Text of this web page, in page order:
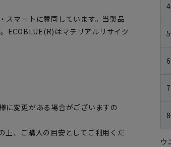
スマートに賛同しています。当製品
ECOBLUE(R)はマテリアルリサイク
変更がある場合がございますの
、ご購入の目安としてご利用くだ
ウ